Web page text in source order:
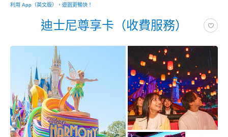
利用 App（英文版），遊園更暢快！
迪士尼尊享卡（收費服務）